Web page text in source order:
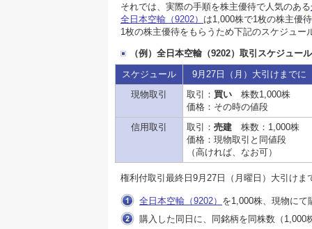
それでは、実際の手順を株主優待で人気のある
全日本空輸（9202） は1,000株で1枚の株主優
1枚の株主優待をもらうため下記のスケジュー
（例）全日本空輸（9202）取引スケジュール
スケジュール
9月27日（月）大引けまでに
現物取引
取引： 買い 株数1,000株
価格：その時の値段
信用取引
取引： 売建 株数：1,000株
価格：現物取引と同値段
（高ければ、なお可）
権利付取引最終日9月27日（月曜日）大引けま
全日本空輸（9202） を1,000株、現物にて
購入した同日に、同銘柄を同株数（